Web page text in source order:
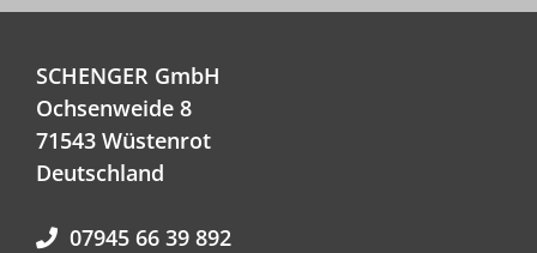
SCHENGER GmbH
Ochsenweide 8
71543 Wüstenrot
Deutschland
07945 66 39 892